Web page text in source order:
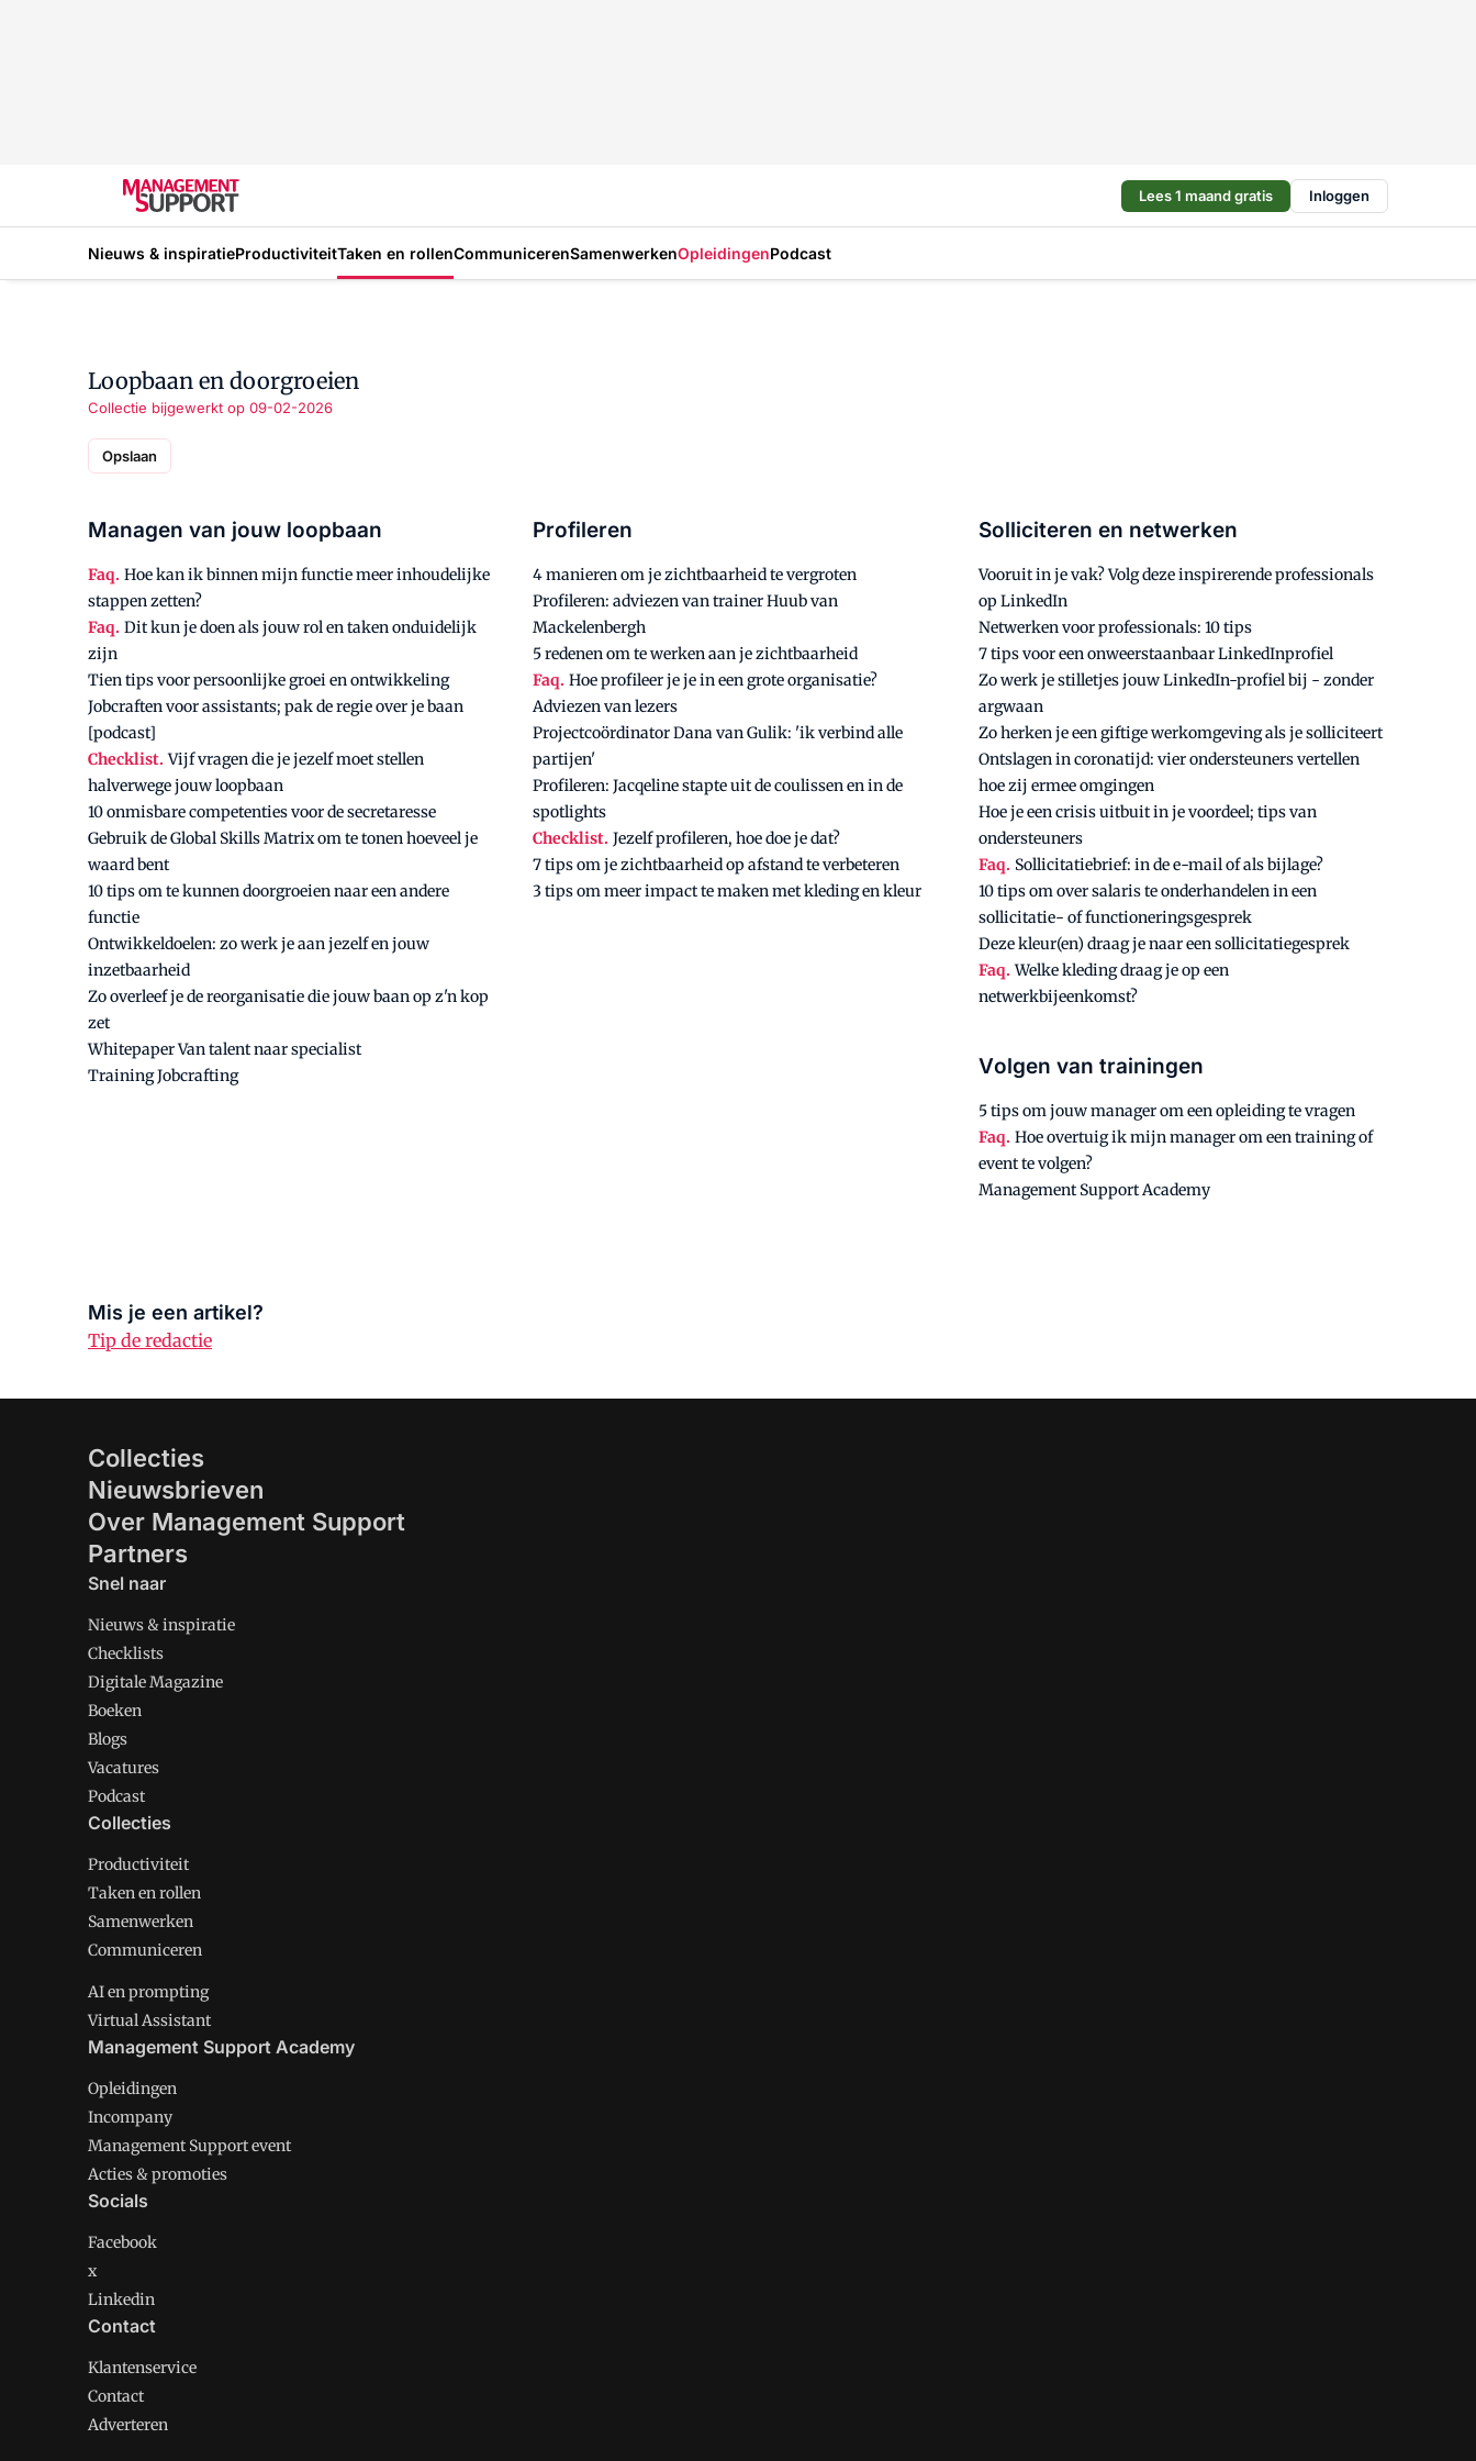
Lees 1 maand gratis Inloggen
Nieuws & inspiratieProductiviteitTaken en rollenCommunicerenSamenwerkenOpleidingenPodcast
Loopbaan en doorgroeien
Collectie bijgewerkt op 09-02-2026
Opslaan
Managen van jouw loopbaan
Faq. Hoe kan ik binnen mijn functie meer inhoudelijke
stappen zetten?
Faq. Dit kun je doen als jouw rol en taken onduidelijk
zijn
Tien tips voor persoonlijke groei en ontwikkeling
Jobcraften voor assistants; pak de regie over je baan
[podcast]
Checklist. Vijf vragen die je jezelf moet stellen
halverwege jouw loopbaan
10 onmisbare competenties voor de secretaresse
Gebruik de Global Skills Matrix om te tonen hoeveel je
waard bent
10 tips om te kunnen doorgroeien naar een andere
functie
Ontwikkeldoelen: zo werk je aan jezelf en jouw
inzetbaarheid
Zo overleef je de reorganisatie die jouw baan op z'n kop
zet
Whitepaper Van talent naar specialist
Training Jobcrafting
Profileren
4 manieren om je zichtbaarheid te vergroten
Profileren: adviezen van trainer Huub van
Mackelenbergh
5 redenen om te werken aan je zichtbaarheid
Faq. Hoe profileer je je in een grote organisatie?
Adviezen van lezers
Projectcoördinator Dana van Gulik: 'ik verbind alle
partijen'
Profileren: Jacqeline stapte uit de coulissen en in de
spotlights
Checklist. Jezelf profileren, hoe doe je dat?
7 tips om je zichtbaarheid op afstand te verbeteren
3 tips om meer impact te maken met kleding en kleur
Solliciteren en netwerken
Vooruit in je vak? Volg deze inspirerende professionals
op LinkedIn
Netwerken voor professionals: 10 tips
7 tips voor een onweerstaanbaar LinkedInprofiel
Zo werk je stilletjes jouw LinkedIn-profiel bij - zonder
argwaan
Zo herken je een giftige werkomgeving als je solliciteert
Ontslagen in coronatijd: vier ondersteuners vertellen
hoe zij ermee omgingen
Hoe je een crisis uitbuit in je voordeel; tips van
ondersteuners
Faq. Sollicitatiebrief: in de e-mail of als bijlage?
10 tips om over salaris te onderhandelen in een
sollicitatie- of functioneringsgesprek
Deze kleur(en) draag je naar een sollicitatiegesprek
Faq. Welke kleding draag je op een
netwerkbijeenkomst?
Volgen van trainingen
5 tips om jouw manager om een opleiding te vragen
Faq. Hoe overtuig ik mijn manager om een training of
event te volgen?
Management Support Academy
Mis je een artikel?
Tip de redactie
Collecties
Nieuwsbrieven
Over Management Support
Partners
Snel naar
Nieuws & inspiratie
Checklists
Digitale Magazine
Boeken
Blogs
Vacatures
Podcast
Collecties
Productiviteit
Taken en rollen
Samenwerken
Communiceren
AI en prompting
Virtual Assistant
Management Support Academy
Opleidingen
Incompany
Management Support event
Acties & promoties
Socials
Facebook
x
Linkedin
Contact
Klantenservice
Contact
Adverteren